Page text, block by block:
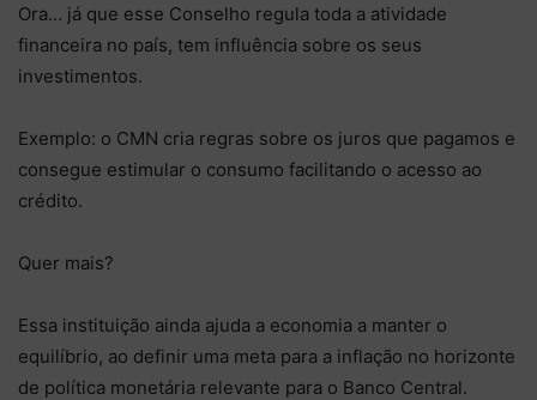
Ora… já que esse Conselho regula toda a atividade
financeira no país, tem influência sobre os seus
investimentos.
Exemplo: o CMN cria regras sobre os juros que pagamos e
consegue estimular o consumo facilitando o acesso ao
crédito.
Quer mais?
Essa instituição ainda ajuda a economia a manter o
equilíbrio, ao definir uma meta para a inflação no horizonte
de política monetária relevante para o Banco Central.